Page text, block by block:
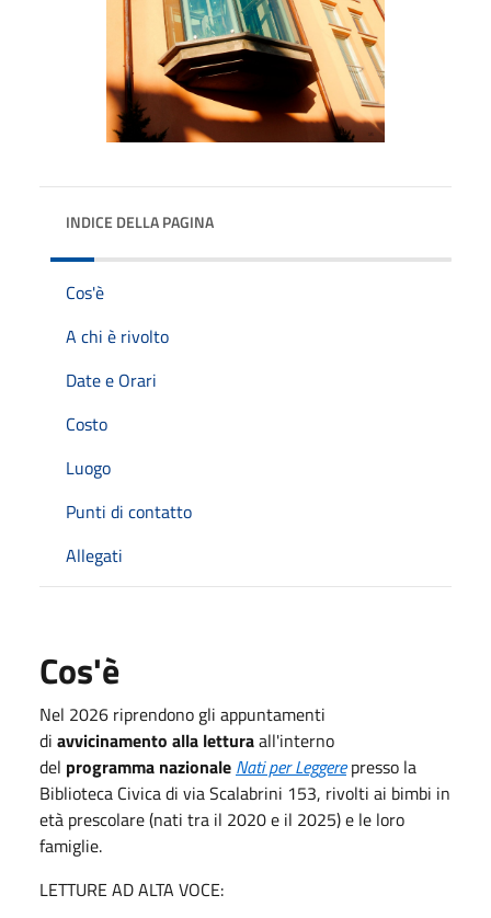
INDICE DELLA PAGINA
Cos'è
A chi è rivolto
Date e Orari
Costo
Luogo
Punti di contatto
Allegati
Cos'è
Nel 2026 riprendono gli appuntamenti
di avvicinamento alla letturaall'interno
del programma nazionale Nati per Leggerepresso la
Biblioteca Civica di via Scalabrini 153, rivolti ai bimbi in
età prescolare (nati tra il 2020 e il 2025) e le loro
famiglie.
LETTURE AD ALTA VOCE: